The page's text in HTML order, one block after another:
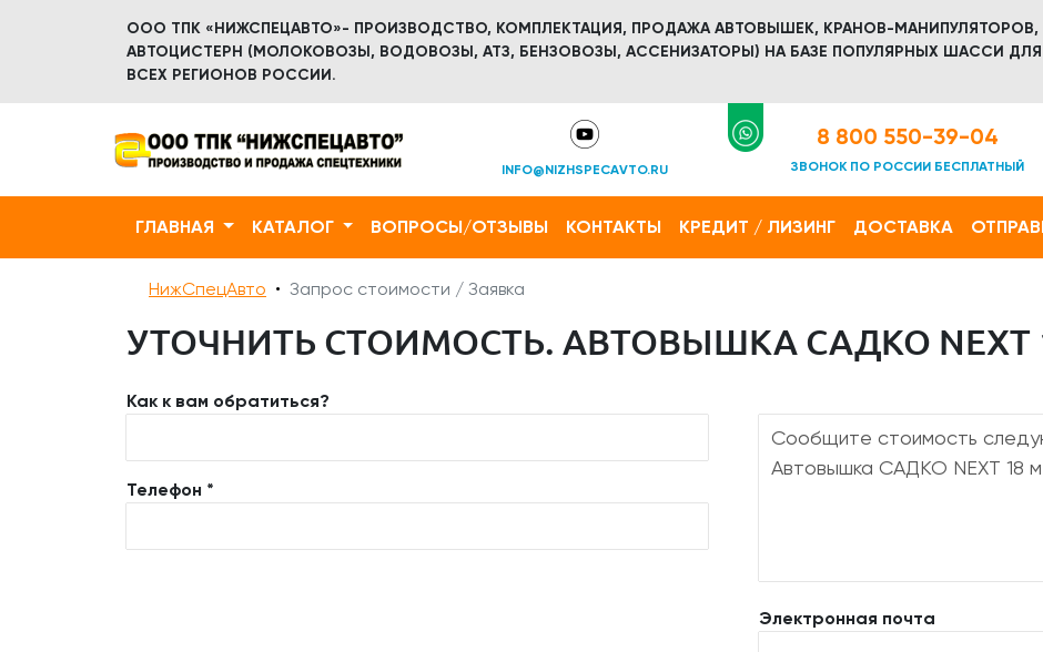
ООО ТПК «НИЖСПЕЦАВТО»- ПРОИЗВОДСТВО, КОМПЛЕКТАЦИЯ, ПРОДАЖА АВТОВЫШЕК, КРАНОВ-МАНИПУЛЯТОРОВ,
АВТОЦИСТЕРН (МОЛОКОВОЗЫ, ВОДОВОЗЫ, АТЗ, БЕНЗОВОЗЫ, АССЕНИЗАТОРЫ) НА БАЗЕ ПОПУЛЯРНЫХ ШАССИ ДЛЯ
ВСЕХ РЕГИОНОВ РОССИИ.
INFO@NIZHSPECAVTO.RU
8 800 550-39-04
ЗВОНОК ПО РОССИИ БЕСПЛАТНЫЙ
ГЛАВНАЯ КАТАЛОГ ВОПРОСЫ/ОТЗЫВЫ КОНТАКТЫ КРЕДИТ / ЛИЗИНГ ДОСТАВКА
НижСпецАвто Запрос стоимости / Заявка
УТОЧНИТЬ СТОИМОСТЬ. АВТОВЫШКА САДКО NEXT
Как к вам обратиться?
Телефон *
Электронная почта